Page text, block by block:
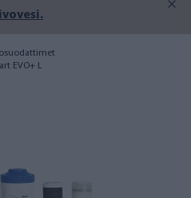
EVO+ L